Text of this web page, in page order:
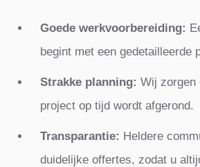
Goede werkvoorbereiding:
begint met een gedetailleerde
Strakke planning: Wij zorgen
project op tijd wordt afgerond.
Transparantie: Heldere
duidelijke offertes, zodat u